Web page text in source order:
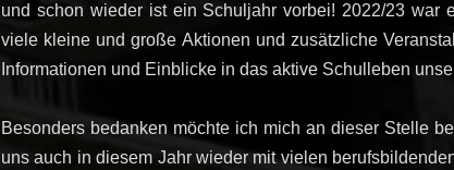
und schon wieder ist ein Schuljahr vorbei! 2022/23 war
viele kleine und große Aktionen und zusätzliche
Informationen und Einblicke in das aktive Schulleben
Besonders bedanken möchte ich mich an dieser Stelle
uns auch in diesem Jahr wieder mit vielen